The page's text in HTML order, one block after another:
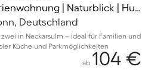
Familienorientierte Ferienwohnung | Naturblick | Hunde erlaubt
Deutschland
in Neckarsulm – ideal für Familien und
Küche und Parkmöglichkeiten
ab 104 €